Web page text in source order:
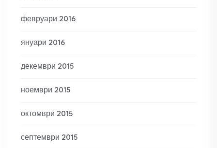
февруари 2016
януари 2016
декември 2015
ноември 2015
октомври 2015
септември 2015